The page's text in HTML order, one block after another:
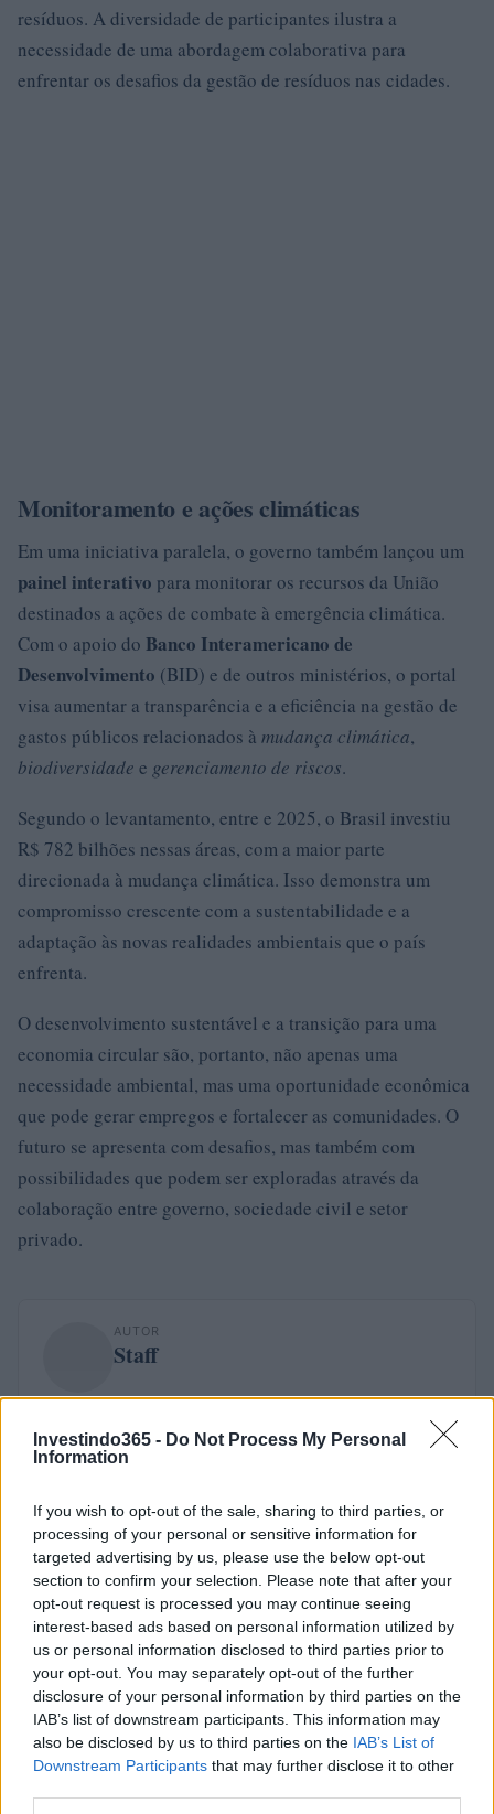
Investindo365 - Do Not Process My Personal
Information
If you wish to opt-out of the sale, sharing to third parties, or
processing of your personal or sensitive information for
targeted advertising by us, please use the below opt-out
section to confirm your selection. Please note that after your
opt-out request is processed you may continue seeing
interest-based ads based on personal information utilized by
us or personal information disclosed to third parties prior to
your opt-out. You may separately opt-out of the further
disclosure of your personal information by third parties on the
IAB’s list of downstream participants. This information may
also be disclosed by us to third parties on the IAB’s List of
Downstream Participants that may further disclose it to other
resíduos. A diversidade de participantes ilustra a
necessidade de uma abordagem colaborativa para
enfrentar os desafios da gestão de resíduos nas cidades.
Monitoramento e ações climáticas
Em uma iniciativa paralela, o governo também lançou um
painel interativo para monitorar os recursos da União
destinados a ações de combate à emergência climática.
Com o apoio do Banco Interamericano de
Desenvolvimento (BID) e de outros ministérios, o portal
visa aumentar a transparência e a eficiência na gestão de
gastos públicos relacionados à mudança climática,
biodiversidade e gerenciamento de riscos.
Segundo o levantamento, entre e 2025, o Brasil investiu
R$ 782 bilhões nessas áreas, com a maior parte
direcionada à mudança climática. Isso demonstra um
compromisso crescente com a sustentabilidade e a
adaptação às novas realidades ambientais que o país
enfrenta.
O desenvolvimento sustentável e a transição para uma
economia circular são, portanto, não apenas uma
necessidade ambiental, mas uma oportunidade econômica
que pode gerar empregos e fortalecer as comunidades. O
futuro se apresenta com desafios, mas também com
possibilidades que podem ser exploradas através da
colaboração entre governo, sociedade civil e setor
privado.
AUTOR
Staff